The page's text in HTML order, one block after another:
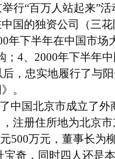
行“百万人站起来”
国的独资公司（三
年下半年在中国市场
；4、2000年下半年
，忠实地履行了与
。
中国北京市成立了
注册住所地为北京
500万元，董事长为
宝奇，同时四人还是